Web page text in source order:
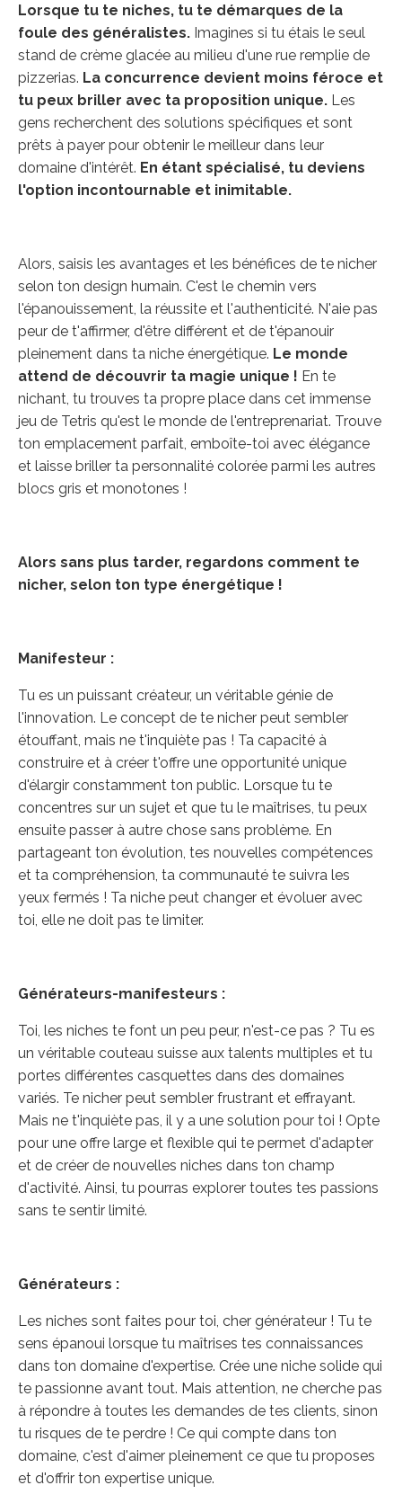
Lorsque tu te niches, tu te démarques de la
foule des généralistes. Imagines si tu étais le seul
stand de crème glacée au milieu d'une rue remplie de
pizzerias. La concurrence devient moins féroce et
tu peux briller avec ta proposition unique. Les
gens recherchent des solutions spécifiques et sont
prêts à payer pour obtenir le meilleur dans leur
domaine d'intérêt. En étant spécialisé, tu deviens
l'option incontournable et inimitable.
Alors, saisis les avantages et les bénéfices de te nicher
selon ton design humain. C'est le chemin vers
l'épanouissement, la réussite et l'authenticité. N'aie pas
peur de t'affirmer, d'être différent et de t'épanouir
pleinement dans ta niche énergétique. Le monde
attend de découvrir ta magie unique ! En te
nichant, tu trouves ta propre place dans cet immense
jeu de Tetris qu'est le monde de l'entreprenariat. Trouve
ton emplacement parfait, emboîte-toi avec élégance
et laisse briller ta personnalité colorée parmi les autres
blocs gris et monotones !
Alors sans plus tarder, regardons comment te
nicher, selon ton type énergétique !
Manifesteur :
Tu es un puissant créateur, un véritable génie de
l'innovation. Le concept de te nicher peut sembler
étouffant, mais ne t'inquiète pas ! Ta capacité à
construire et à créer t'offre une opportunité unique
d'élargir constamment ton public. Lorsque tu te
concentres sur un sujet et que tu le maîtrises, tu peux
ensuite passer à autre chose sans problème. En
partageant ton évolution, tes nouvelles compétences
et ta compréhension, ta communauté te suivra les
yeux fermés ! Ta niche peut changer et évoluer avec
toi, elle ne doit pas te limiter.
Générateurs-manifesteurs :
Toi, les niches te font un peu peur, n'est-ce pas ? Tu es
un véritable couteau suisse aux talents multiples et tu
portes différentes casquettes dans des domaines
variés. Te nicher peut sembler frustrant et effrayant.
Mais ne t'inquiète pas, il y a une solution pour toi ! Opte
pour une offre large et flexible qui te permet d'adapter
et de créer de nouvelles niches dans ton champ
d'activité. Ainsi, tu pourras explorer toutes tes passions
sans te sentir limité.
Générateurs :
Les niches sont faites pour toi, cher générateur ! Tu te
sens épanoui lorsque tu maîtrises tes connaissances
dans ton domaine d'expertise. Crée une niche solide qui
te passionne avant tout. Mais attention, ne cherche pas
à répondre à toutes les demandes de tes clients, sinon
tu risques de te perdre ! Ce qui compte dans ton
domaine, c'est d'aimer pleinement ce que tu proposes
et d'offrir ton expertise unique.